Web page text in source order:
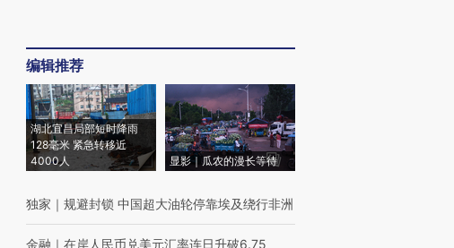
编辑推荐
湖北宜昌局部短时降雨
128毫米 紧急转移近
4000人
显影｜瓜农的漫长等待
独家 ｜ 规避封锁 中国超大油轮停靠埃及绕行非洲
金融 ｜ 在岸人民币兑美元汇率连日升破6.75